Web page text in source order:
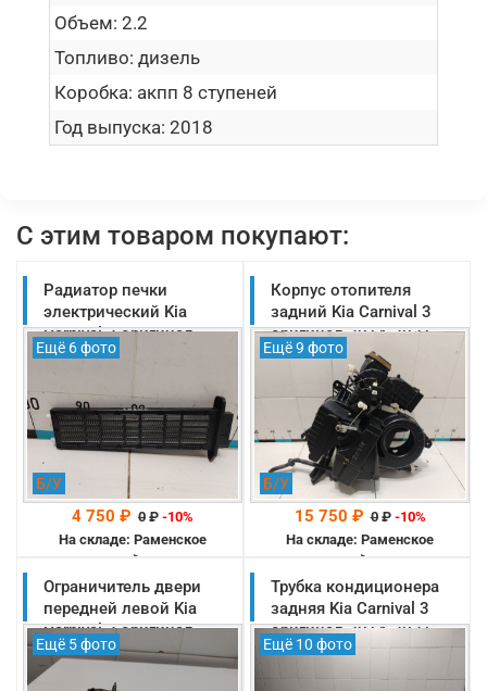
Объем: 2.2
Топливо: дизель
Коробка: акпп 8 ступеней
Год выпуска: 2018
С этим товаром покупают:
Радиатор печки
электрический Kia
Carnival 3 оригинал
2014-2021
Ещё 6 фото
Б/У
4 750 ₽ 0 ₽ -10%
На складе: Раменское
-->
Корпус отопителя
задний Kia Carnival 3
оригинал 2014-2021
(97900A9001)
Ещё 9 фото
Б/У
15 750 ₽ 0₽ -10%
На складе: Раменское
-->
Ограничитель двери
передней левой Kia
Carnival 3 оригинал
2014-2021
(79380A9000)
Ещё 5 фото
Трубка кондиционера
задняя Kia Carnival 3
оригинал 2014-2021
(97770A9000)
Ещё 10 фото